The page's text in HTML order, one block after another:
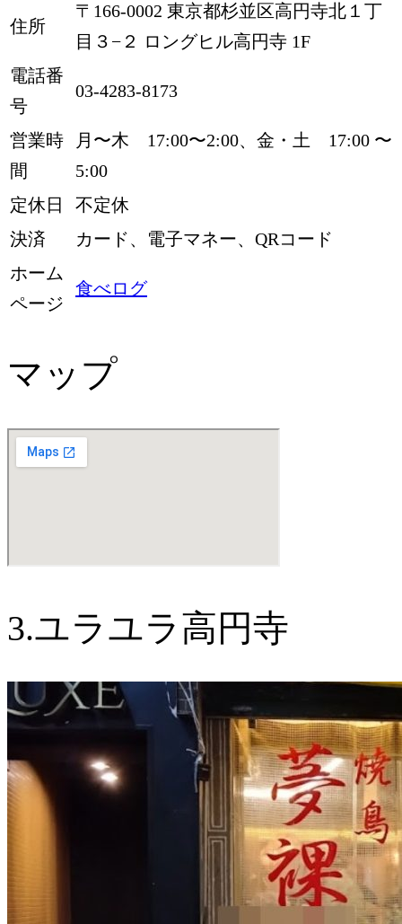
住所
〒166-0002 東京都杉並区高円寺北１丁
目３−２ ロングヒル高円寺 1F
電話番
号
03-4283-8173
営業時
間
月〜木 17:00〜2:00、金・土 17:00 〜
5:00
定休日
不定休
決済
カード、電子マネー、QRコード
ホーム
ページ
食べログ
マップ
3.ユラユラ高円寺